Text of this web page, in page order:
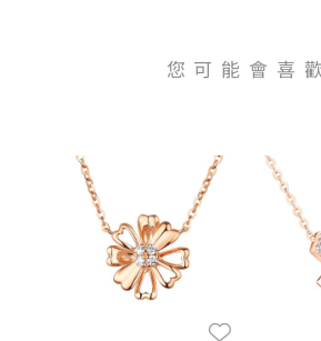
您可能會喜歡